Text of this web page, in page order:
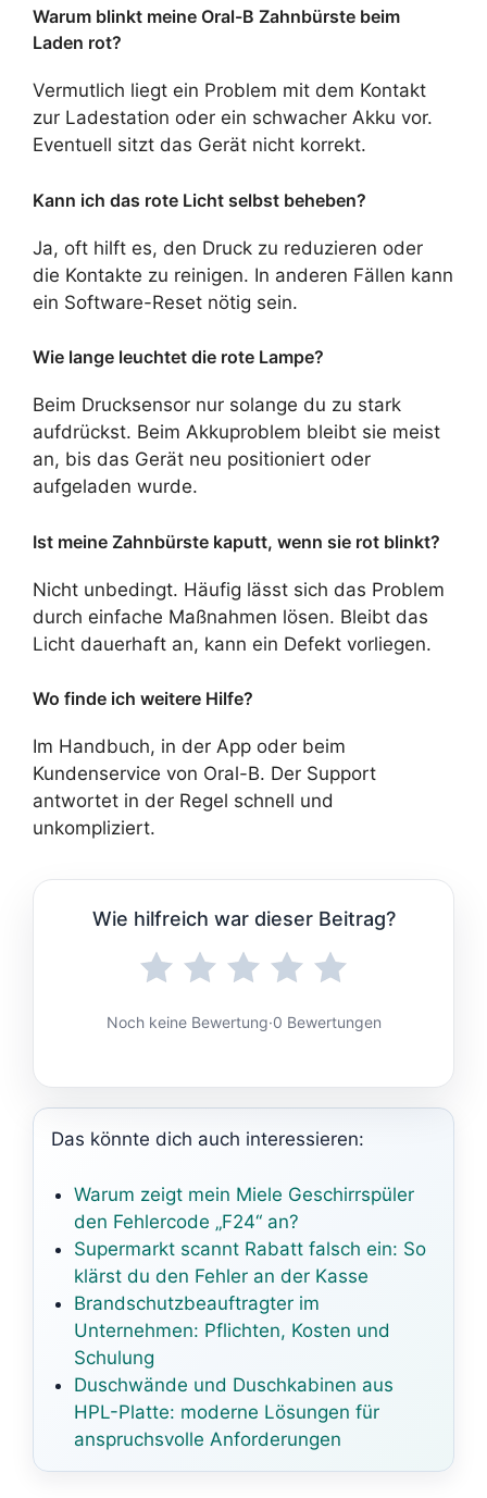
Warum blinkt meine Oral-B Zahnbürste beim
Laden rot?
Vermutlich liegt ein Problem mit dem Kontakt
zur Ladestation oder ein schwacher Akku vor.
Eventuell sitzt das Gerät nicht korrekt.
Kann ich das rote Licht selbst beheben?
Ja, oft hilft es, den Druck zu reduzieren oder
die Kontakte zu reinigen. In anderen Fällen kann
ein Software-Reset nötig sein.
Wie lange leuchtet die rote Lampe?
Beim Drucksensor nur solange du zu stark
aufdrückst. Beim Akkuproblem bleibt sie meist
an, bis das Gerät neu positioniert oder
aufgeladen wurde.
Ist meine Zahnbürste kaputt, wenn sie rot blinkt?
Nicht unbedingt. Häufig lässt sich das Problem
durch einfache Maßnahmen lösen. Bleibt das
Licht dauerhaft an, kann ein Defekt vorliegen.
Wo finde ich weitere Hilfe?
Im Handbuch, in der App oder beim
Kundenservice von Oral-B. Der Support
antwortet in der Regel schnell und
unkompliziert.
Wie hilfreich war dieser Beitrag?
Noch keine Bewertung·0 Bewertungen
Das könnte dich auch interessieren:
Warum zeigt mein Miele Geschirrspüler
den Fehlercode „F24“ an?
Supermarkt scannt Rabatt falsch ein: So
klärst du den Fehler an der Kasse
Brandschutzbeauftragter im
Unternehmen: Pflichten, Kosten und
Schulung
Duschwände und Duschkabinen aus
HPL-Platte: moderne Lösungen für
anspruchsvolle Anforderungen